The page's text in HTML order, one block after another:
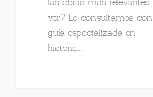
las obras más relevantes
ver? Lo consultamos
guía especializada en
historia…